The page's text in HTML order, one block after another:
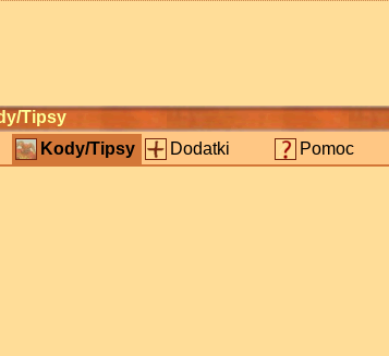
Tipsy
Kody/Tipsy Dodatki
Pomoc